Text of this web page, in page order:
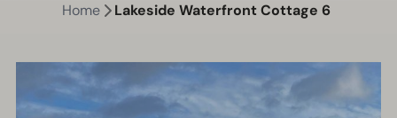
Home Lakeside Waterfront Cottage 6